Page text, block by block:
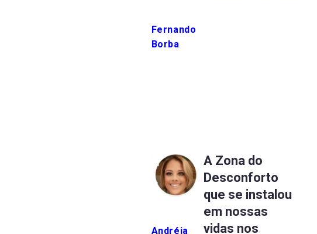
Fernando
Borba
Andréia
A Zona do
Desconforto
que se instalou
em nossas
vidas nos